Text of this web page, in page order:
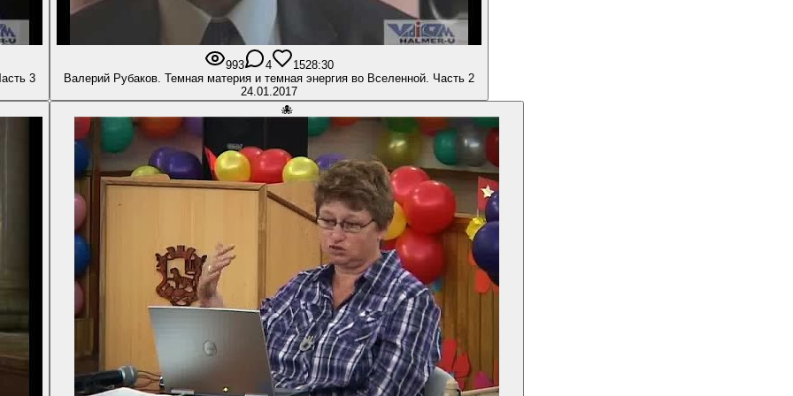
3
993 4 1528:30
Валерий Рубаков. Темная материя и темная энергия во Вселенной. Часть 2
24.01.2017
🐙